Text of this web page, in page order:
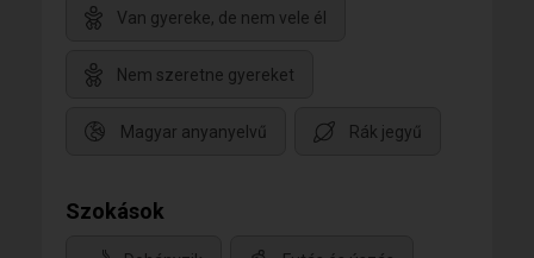
Van gyereke, de nem vele él
Nem szeretne gyereket
Magyar anyanyelvű Rák jegyű
Szokások